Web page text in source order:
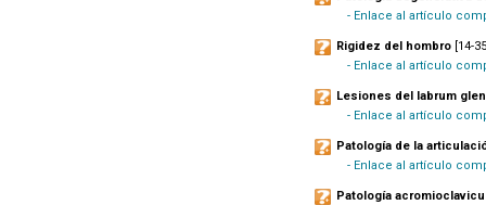
- Enlace al artículo
Rigidez del hombro [14-
- Enlace al artículo
Lesiones del labrum
- Enlace al artículo
Patología de la
- Enlace al artículo
Patología